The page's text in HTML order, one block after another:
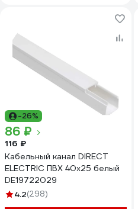
-26%
86 ₽
116 ₽
Кабельный канал DIRECT
ELECTRIC ПВХ 40x25 белый
DE19722029
4.2(298)